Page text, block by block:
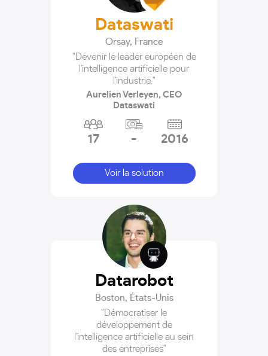
Dataswati
Orsay, France
"Devenir le leader européen de
l'intelligence artificielle pour
l'industrie."
Aurelien Verleyen, CEO
Dataswati
17 - 2016
Voir la solution
Datarobot
Boston, États-Unis
"Démocratiser le
développement de
l'intelligence artificielle au sein
des entreprises"